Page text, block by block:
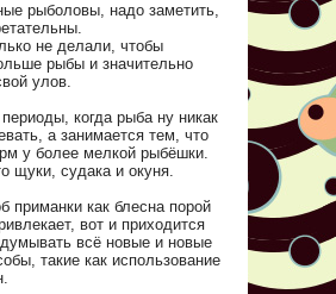
рыболовы, надо заметить,
не делали, чтобы
рыбы и значительно
улов.
когда рыба ну никак
а занимается тем, что
у более мелкой рыбёшки.
щуки, судака и окуня.
приманки как блесна порой
вот и приходится
всё новые и новые
такие как использование